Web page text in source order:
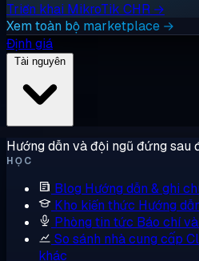
Triển khai MikroTik CHR →
Xem toàn bộ marketplace →
Định giá
Hướng dẫn và đội ngũ đứng sau
HỌC
Blog Hướng dẫn & ghi
Kho kiến thức Hướng
Phòng tin tức Báo chí
So sánh nhà cung cấp
khác